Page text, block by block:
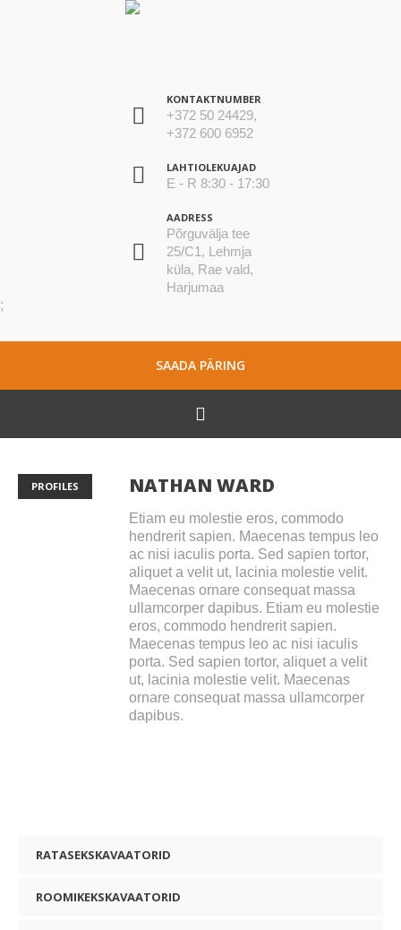
KONTAKTNUMBER
+372 50 24429,
+372 600 6952
LAHTIOLEKUAJAD
E - R 8:30 - 17:30
AADRESS
Põrguvälja tee
25/C1, Lehmja
küla, Rae vald,
Harjumaa
;
SAADA PÄRING
PROFILES NATHAN WARD
Etiam eu molestie eros, commodo
hendrerit sapien. Maecenas tempus leo
ac nisi iaculis porta. Sed sapien tortor,
aliquet a velit ut, lacinia molestie velit.
Maecenas ornare consequat massa
ullamcorper dapibus. Etiam eu molestie
eros, commodo hendrerit sapien.
Maecenas tempus leo ac nisi iaculis
porta. Sed sapien tortor, aliquet a velit
ut, lacinia molestie velit. Maecenas
ornare consequat massa ullamcorper
dapibus.
RATASEKSKAVAATORID
ROOMIKEKSKAVAATORID